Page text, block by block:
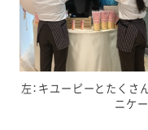
左：キユーピーとたくさ
ニケ